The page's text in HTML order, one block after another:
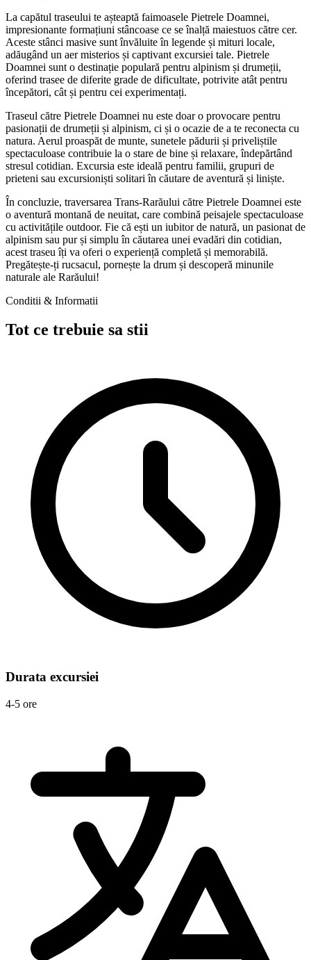
La capătul traseului te așteaptă faimoasele Pietrele Doamnei,
impresionante formațiuni stâncoase ce se înalță maiestuos către cer.
Aceste stânci masive sunt învăluite în legende și mituri locale,
adăugând un aer misterios și captivant excursiei tale. Pietrele
Doamnei sunt o destinație populară pentru alpinism și drumeții,
oferind trasee de diferite grade de dificultate, potrivite atât pentru
începători, cât și pentru cei experimentați.
Traseul către Pietrele Doamnei nu este doar o provocare pentru
pasionații de drumeții și alpinism, ci și o ocazie de a te reconecta cu
natura. Aerul proaspăt de munte, sunetele pădurii și priveliștile
spectaculoase contribuie la o stare de bine și relaxare, îndepărtând
stresul cotidian. Excursia este ideală pentru familii, grupuri de
prieteni sau excursioniști solitari în căutare de aventură și liniște.
În concluzie, traversarea Trans-Rarăului către Pietrele Doamnei este
o aventură montană de neuitat, care combină peisajele spectaculoase
cu activitățile outdoor. Fie că ești un iubitor de natură, un pasionat de
alpinism sau pur și simplu în căutarea unei evadări din cotidian,
acest traseu îți va oferi o experiență completă și memorabilă.
Pregătește-ți rucsacul, pornește la drum și descoperă minunile
naturale ale Rarăului!
Conditii & Informatii
Tot ce trebuie sa stii
Durata excursiei
4-5 ore